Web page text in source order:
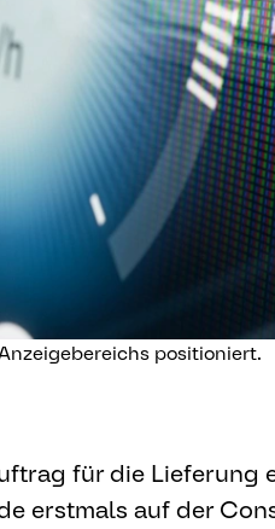
positioniert.
für die
erstmals auf der